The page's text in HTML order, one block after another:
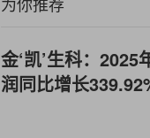
金‘凯’生科：
润同比增长